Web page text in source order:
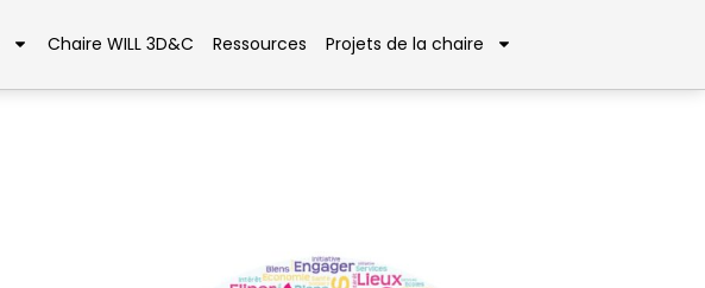
Chaire WILL 3D&C Ressources Projets de la chaire